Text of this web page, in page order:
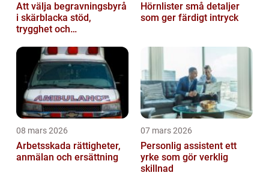
Att välja begravningsbyrå
i skärblacka stöd,
trygghet och
Hörnlister små detaljer
som ger färdigt intryck
08 mars 2026
Arbetsskada rättigheter,
anmälan och ersättning
07 mars 2026
Personlig assistent ett
yrke som gör verklig
skillnad